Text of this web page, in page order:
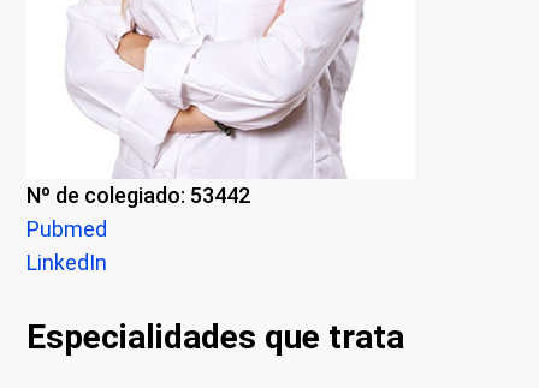
Nº de colegiado: 53442
Pubmed
LinkedIn
Especialidades que trata